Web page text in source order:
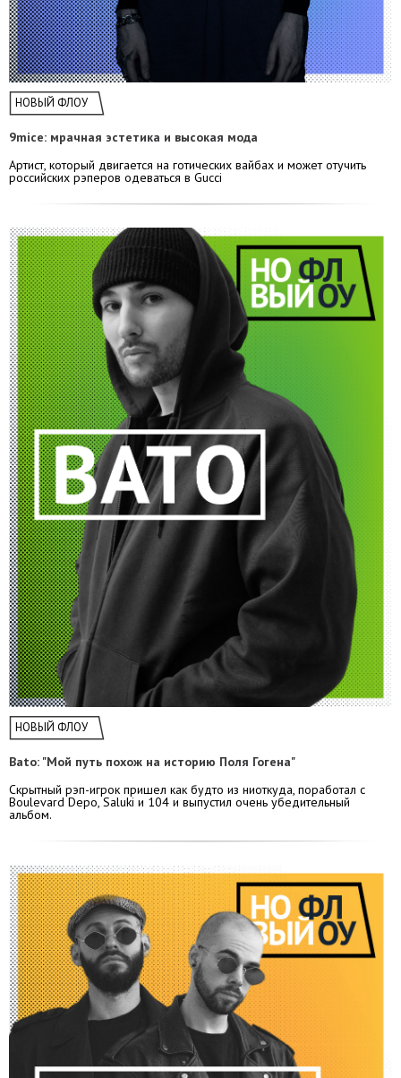
НОВЫЙ ФЛОУ
9mice: мрачная эстетика и высокая мода
Артист, который двигается на готических вайбах и может отучить
российских рэперов одеваться в Gucci
НОВЫЙ ФЛОУ
Bato: "Мой путь похож на историю Поля Гогена"
Скрытный рэп-игрок пришел как будто из ниоткуда, поработал с
Boulevard Depo, Saluki и 104 и выпустил очень убедительный
альбом.